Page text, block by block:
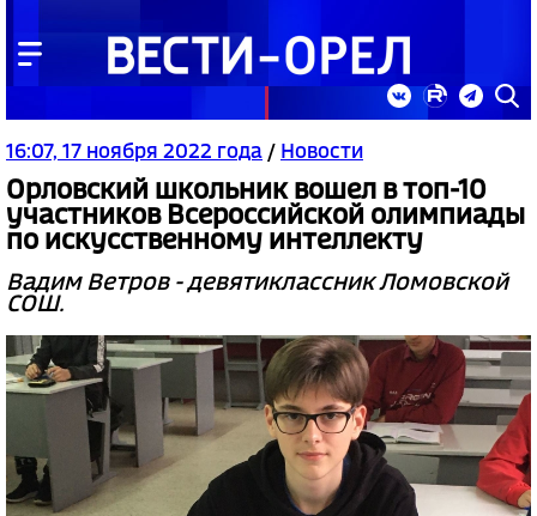
16:07, 17 ноября 2022 года / Новости
Орловский школьник вошел в топ-10
участников Всероссийской олимпиады
по искусственному интеллекту
Вадим Ветров - девятиклассник Ломовской
СОШ.